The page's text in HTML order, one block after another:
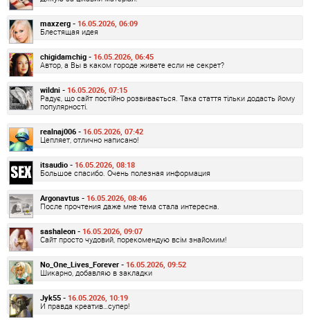
maxzerg - 16.05.2026, 06:09
Блестящая идея
chigidamchig - 16.05.2026, 06:45
Автор, а Вы в каком городе живете если не секрет?
wildni - 16.05.2026, 07:15
Радує, що сайт постійно розвивається. Така стаття тільки додасть йому
популярності.
realnaj006 - 16.05.2026, 07:42
Цепляет, отлично написано!
itsaudio - 16.05.2026, 08:18
Большое спасибо. Очень полезная информация
Argonavtus - 16.05.2026, 08:46
После прочтения даже мне тема стала интересна.
sashaleon - 16.05.2026, 09:07
Сайт просто чудовий, порекомендую всім знайомим!
No_One_Lives_Forever - 16.05.2026, 09:52
Шикарно, добавляю в закладки
Jyk55 - 16.05.2026, 10:19
И правда креатив…супер!